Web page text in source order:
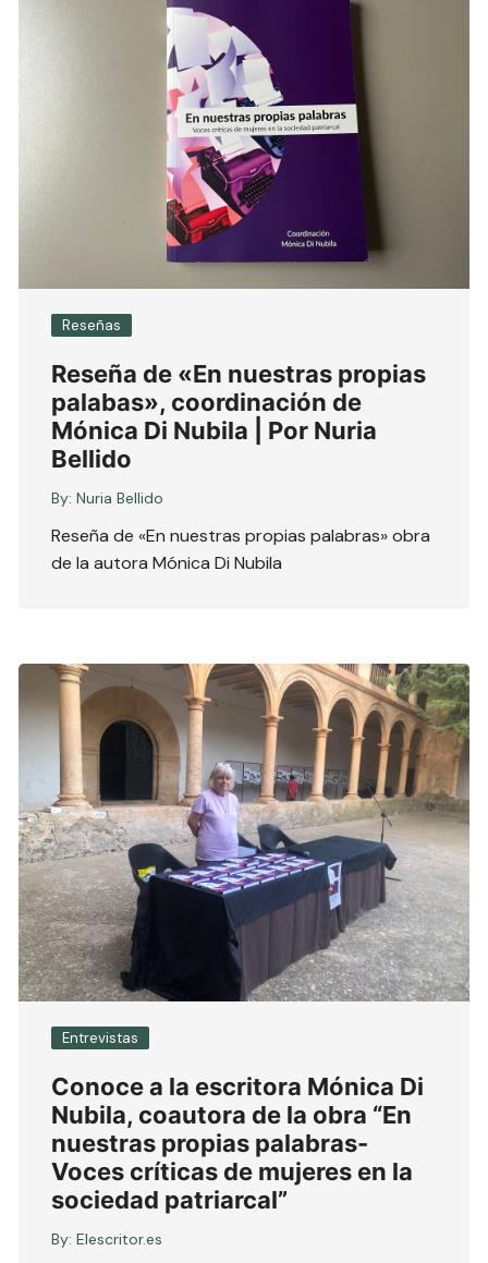
Reseñas
Reseña de «En nuestras propias
palabas», coordinación de
Mónica Di Nubila | Por Nuria
Bellido
By: Nuria Bellido
Reseña de «En nuestras propias palabras» obra
de la autora Mónica Di Nubila
Entrevistas
Conoce a la escritora Mónica Di
Nubila, coautora de la obra “En
nuestras propias palabras-
Voces críticas de mujeres en la
sociedad patriarcal”
By: Elescritor.es